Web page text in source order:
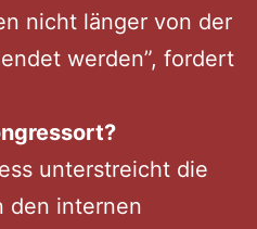
nicht länger von der
werden”, fordert
unterstreicht die
den internen